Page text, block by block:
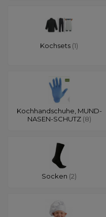
Kochsets (1)
Kochhandschuhe, MUND-
NASEN-SCHUTZ (8)
Socken (2)